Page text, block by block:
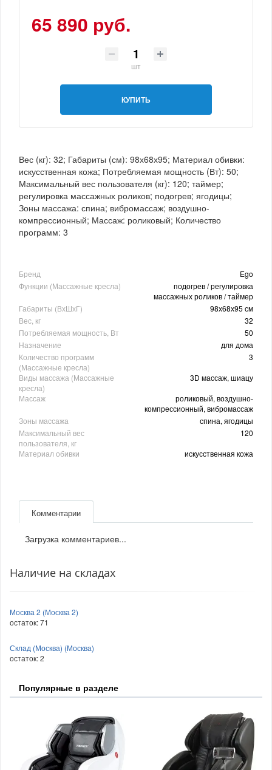
65 890 руб.
шт
КУПИТЬ
Вес (кг): 32; Габариты (см): 98х68х95; Материал обивки:
искусственная кожа; Потребляемая мощность (Вт): 50;
Максимальный вес пользователя (кг): 120; таймер;
регулировка массажных роликов; подогрев; ягодицы;
Зоны массажа: спина; вибромассаж; воздушно-
компрессионный; Массаж: роликовый; Количество
программ: 3
Бренд
Ego
Функции (Массажные кресла)
подогрев / регулировка
массажных роликов / таймер
Габариты (ВхШхГ)
98х68х95 см
Вес, кг
32
Потребляемая мощность, Вт
50
Назначение
для дома
Количество программ
(Массажные кресла)
3
Виды массажа (Массажные
кресла)
3D массаж, шиацу
Массаж
роликовый, воздушно-
компрессионный, вибромассаж
Зоны массажа
спина, ягодицы
Максимальный вес
пользователя, кг
120
Материал обивки
искусственная кожа
Комментарии
Загрузка комментариев...
Наличие на складах
Москва 2 (Москва 2)
остаток:71
Склад (Москва) (Москва)
остаток:2
Популярные в разделе